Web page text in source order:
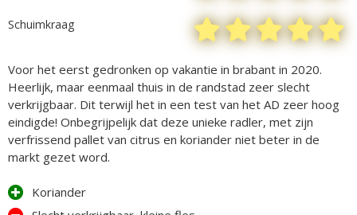
Schuimkraag
Voor het eerst gedronken op vakantie in brabant in 2020.
Heerlijk, maar eenmaal thuis in de randstad zeer slecht
verkrijgbaar. Dit terwijl het in een test van het AD zeer hoog
eindigde! Onbegrijpelijk dat deze unieke radler, met zijn
verfrissend pallet van citrus en koriander niet beter in de
markt gezet word.
Koriander